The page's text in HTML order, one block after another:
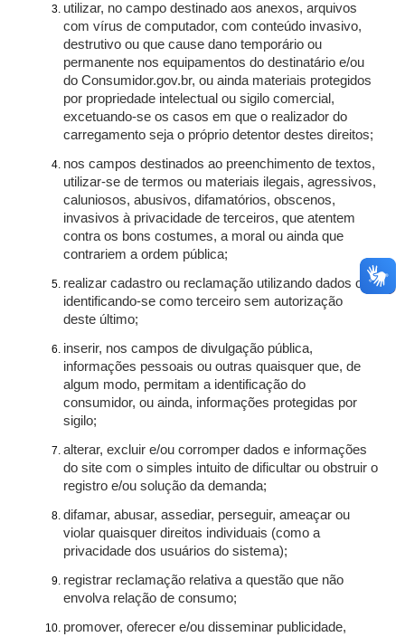
utilizar, no campo destinado aos anexos, arquivos
com vírus de computador, com conteúdo invasivo,
destrutivo ou que cause dano temporário ou
permanente nos equipamentos do destinatário e/ou
do Consumidor.gov.br, ou ainda materiais protegidos
por propriedade intelectual ou sigilo comercial,
excetuando-se os casos em que o realizador do
carregamento seja o próprio detentor destes direitos;
nos campos destinados ao preenchimento de textos,
utilizar-se de termos ou materiais ilegais, agressivos,
caluniosos, abusivos, difamatórios, obscenos,
invasivos à privacidade de terceiros, que atentem
contra os bons costumes, a moral ou ainda que
contrariem a ordem pública;
realizar cadastro ou reclamação utilizando dados ou
identificando-se como terceiro sem autorização
deste último;
inserir, nos campos de divulgação pública,
informações pessoais ou outras quaisquer que, de
algum modo, permitam a identificação do
consumidor, ou ainda, informações protegidas por
sigilo;
alterar, excluir e/ou corromper dados e informações
do site com o simples intuito de dificultar ou obstruir o
registro e/ou solução da demanda;
difamar, abusar, assediar, perseguir, ameaçar ou
violar quaisquer direitos individuais (como a
privacidade dos usuários do sistema);
registrar reclamação relativa a questão que não
envolva relação de consumo;
promover, oferecer e/ou disseminar publicidade,